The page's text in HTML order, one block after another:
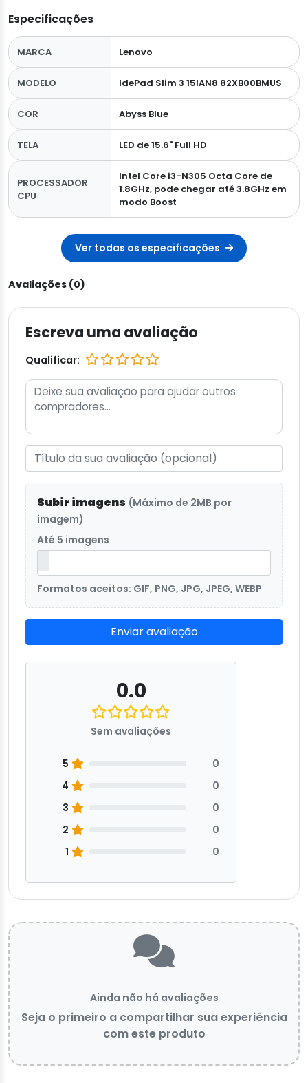
Especificações
MARCA Lenovo
MODELO IdePad Slim 3 15IAN8 82XB00BMUS
COR Abyss Blue
TELA LED de 15.6" Full HD
PROCESSADOR
CPU
Intel Core i3-N305 Octa Core de
1.8GHz, pode chegar até 3.8GHz em
modo Boost
Ver todas as especificações
Avaliações (0)
Escreva uma avaliação
Qualificar:
Subir imagens (Máximo de 2MB por
imagem)
Até 5 imagens
Formatos aceitos: GIF, PNG, JPG, JPEG, WEBP
Enviar avaliação
0.0
Sem avaliações
5
0
4
0
3
0
2
0
1
0
Ainda não há avaliações
Seja o primeiro a compartilhar sua experiência
com este produto